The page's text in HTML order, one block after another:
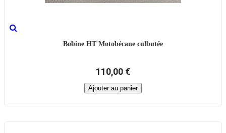
Bobine HT Motobécane culbutée
110,00 €
Ajouter au panier